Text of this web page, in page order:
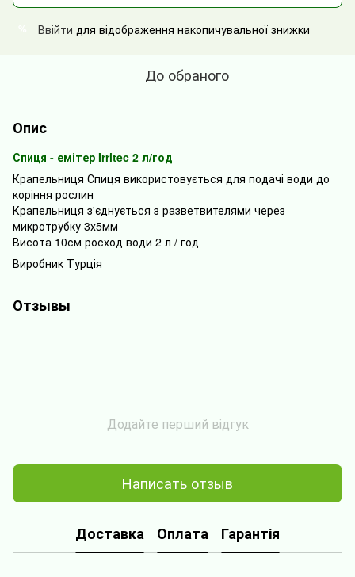
Ввійти для відображення накопичувальної знижки
До обраного
Опис
Спиця - емітер Irritec 2 л/год
Крапельниця Спиця використовується для подачі води до
коріння рослин
Крапельниця з'єднується з разветвителями через
микротрубку 3х5мм
Висота 10см росход води 2 л / год
Виробник Турція
Отзывы
Додайте перший відгук
Написать отзыв
Доставка Оплата Гарантія